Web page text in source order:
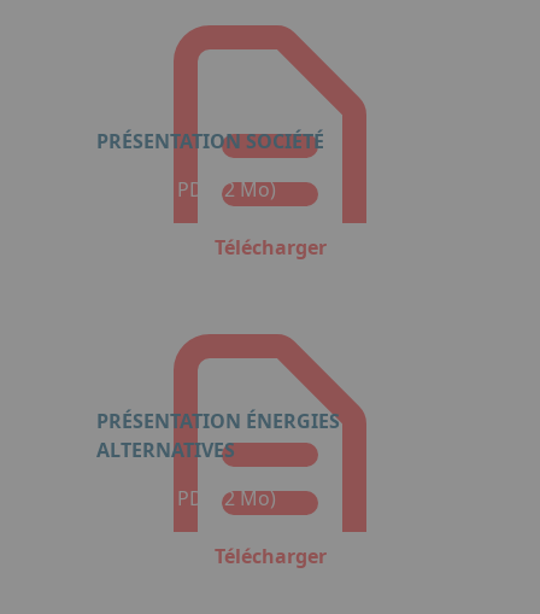
PRÉSENTATION SOCIÉTÉ
Format : PDF (2 Mo)
Télécharger
PRÉSENTATION ÉNERGIES
ALTERNATIVES
Format : PDF (2 Mo)
Télécharger